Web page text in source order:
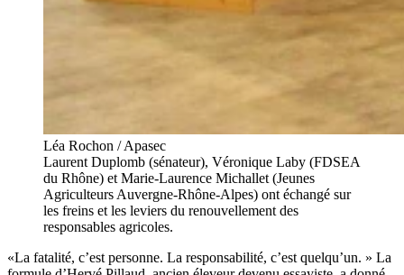
Léa Rochon / Apasec
Laurent Duplomb (sénateur), Véronique Laby (FDSEA
du Rhône) et Marie-Laurence Michallet (Jeunes
Agriculteurs Auvergne-Rhône-Alpes) ont échangé sur
les freins et les leviers du renouvellement des
responsables agricoles.
«La fatalité, c’est personne. La responsabilité, c’est quelqu’un. » La